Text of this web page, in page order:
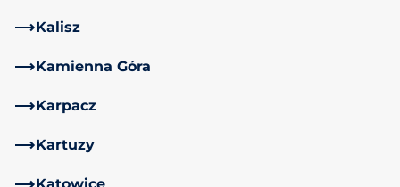
Kalisz
Kamienna Góra
Karpacz
Kartuzy
Katowice